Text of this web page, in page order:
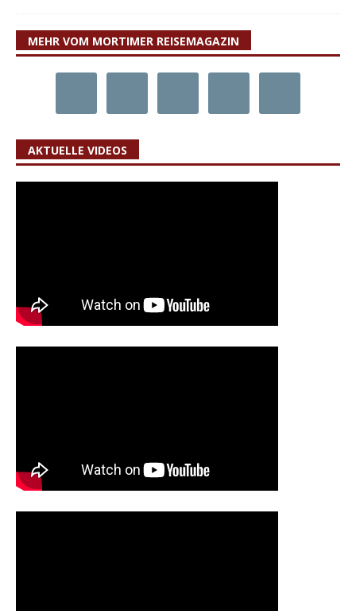
MEHR VOM MORTIMER REISEMAGAZIN
AKTUELLE VIDEOS